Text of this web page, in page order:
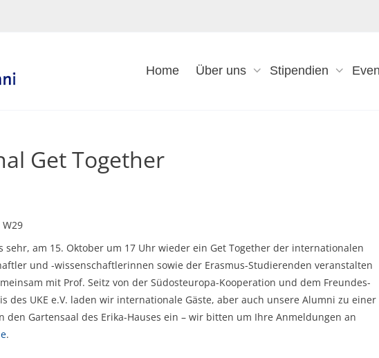
Home Über uns Stipendien
Get Together
sehr, am 15. Oktober um 17 Uhr wieder ein Get Together der internationalen
und -wissenschaftlerinnen sowie der Erasmus-Studierenden veranstalten
mit Prof. Seitz von der Südosteuropa-Kooperation und dem Freundes-
des UKE e.V. laden wir internationale Gäste, aber auch unsere Alumni zu einer
den Gartensaal des Erika-Hauses ein – wir bitten um Ihre Anmeldungen an
.